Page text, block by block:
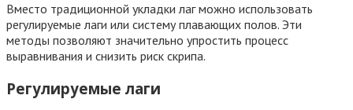
Вместо традиционной укладки лаг можно использовать
регулируемые лаги или систему плавающих полов. Эти
методы позволяют значительно упростить процесс
выравнивания и снизить риск скрипа.
Регулируемые лаги